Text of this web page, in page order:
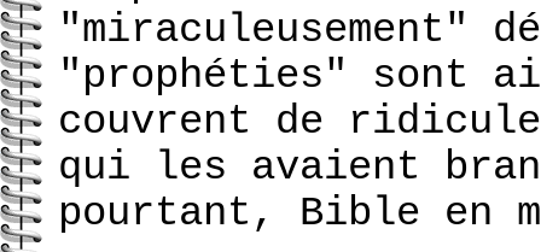
"miraculeusement"
"prophéties" sont
couvrent de
qui les avaient
pourtant, Bible en